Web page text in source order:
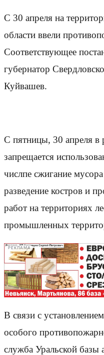
С 30 апреля на
области ввели
Соответствующее
губернатор
Куйвашев.
С пятницы, 30 апреля в
запрещается
числпе сжигание
разведение костров и
работ на территориях
промышленных
РЕКЛАМА
В связи с
особого
служба Уральской базы